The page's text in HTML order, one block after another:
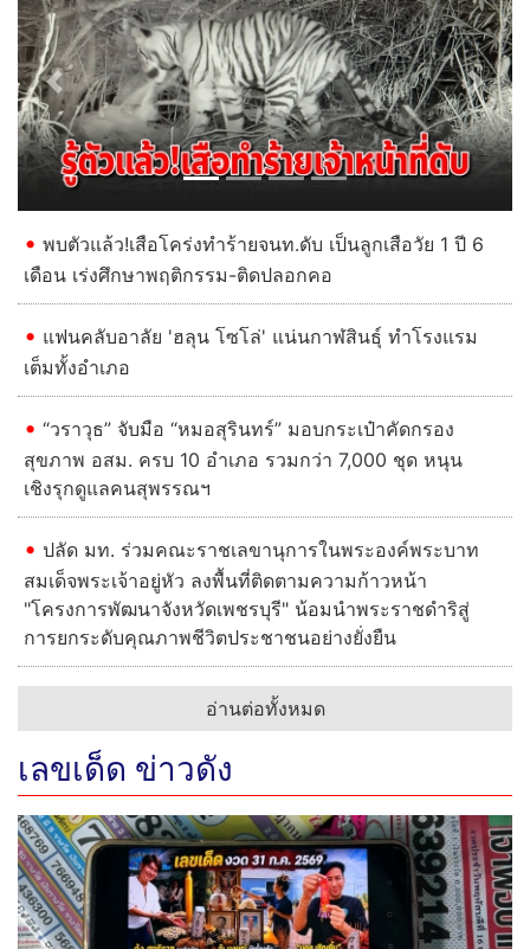
Previous Next
พบตัวแล้ว!เสือโคร่งทำร้ายจนท.ดับ เป็นลูกเสือวัย 1 ปี 6
เดือน เร่งศึกษาพฤติกรรม-ติดปลอกคอ
แฟนคลับอาลัย 'ฮลุน โซโล่' แน่นกาฬสินธุ์ ทำโรงแรม
เต็มทั้งอำเภอ
“วราวุธ” จับมือ “หมอสุรินทร์” มอบกระเป๋าคัดกรอง
สุขภาพ อสม. ครบ 10 อำเภอ รวมกว่า 7,000 ชุด หนุน
เชิงรุกดูแลคนสุพรรณฯ
ปลัด มท. ร่วมคณะราชเลขานุการในพระองค์พระบาท
สมเด็จพระเจ้าอยู่หัว ลงพื้นที่ติดตามความก้าวหน้า
"โครงการพัฒนาจังหวัดเพชรบุรี" น้อมนำพระราชดำริสู่
การยกระดับคุณภาพชีวิตประชาชนอย่างยั่งยืน
อ่านต่อทั้งหมด
เลขเด็ด ข่าวดัง